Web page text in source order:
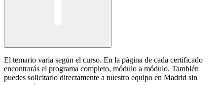
El temario varía según el curso. En la página de cada certificado
encontrarás el programa completo, módulo a módulo. También
puedes solicitarlo directamente a nuestro equipo en Madrid sin